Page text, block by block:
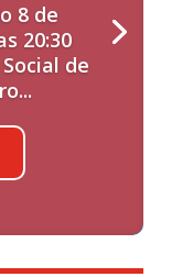
8 de
20:30
de